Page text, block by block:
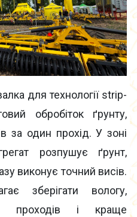
для технології strip-
обробіток ґрунту,
за один прохід. У зоні
розпушує ґрунт,
виконує точний висів.
зберігати вологу,
проходів і краще